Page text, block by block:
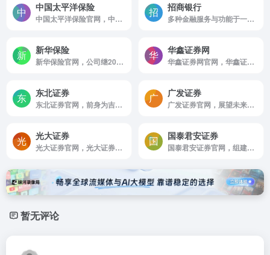
中国太平洋保险
中国太平洋保险官网，中国太平洋保险是国内领先的综合性保险集团，拥有车险，人寿保险，财产保险，养老保险，健康保险，农业保险和资产管理等保险全牌照。太保官网入口为客户提供保险购买，保险查询，保险咨询理赔等服务，太平洋保险公司客服咨询电话：95500
招商银行
多种金融服务与功能于一体的线上平台
新华保险
新华保险官网，公司继2014年首次入围福布斯世界500强企业后，2015年，2016年再次强势登榜，2016年名列全球第297位；在《财富》(中文版)发布的2016年中国500强排行榜中，公司名列第35位。
华鑫证券网
华鑫证券网官网，华鑫证券是上海仪电（集团）有限公司控股的A股上市公司上海华鑫股份有限公司的全资子公司。公司秉承“以人为本，客户至上，专业专注，创造价值 ”的核心价值观，以金融科技引领业务发展作为核心战略，致力于为客户提供交易 ，投融资，财富管理等高品质的服务和产品。
东北证券
东北证券官网，前身为吉林省证券公司。2000年6月经中国证监会批准，经过增资扩股成立东北证券有限责任公司。2007年8月，锦州经济技术开发区六陆实业股份有限公司定向回购股份
广发证券
广发证券官网，展望未来，公司将深入贯彻中央金融工作会议精神和省部级主要领导干部推动金融高质量发展专题研讨班精神，坚定落实监管机构相关部署，坚持以高质量发展为主线，立足专业，坚守本源，持续推动战略转型
光大证券
光大证券官网，光大证券成立二十余年来，秉承“为国家图富强，为天下聚财富”的核心价值观和“综合化经营，国际化战略，创新引领，合规稳健”的经营管理理念，持续深化金融改革，着力推动转型发展
国泰君安证券
国泰君安证券官网，组建于1999年，国内领先的综合金融服务商和全能型投资银行，为客户提供全面财务顾问服务，规模大/经营范围宽/网点分布广的证券公司
暂无评论